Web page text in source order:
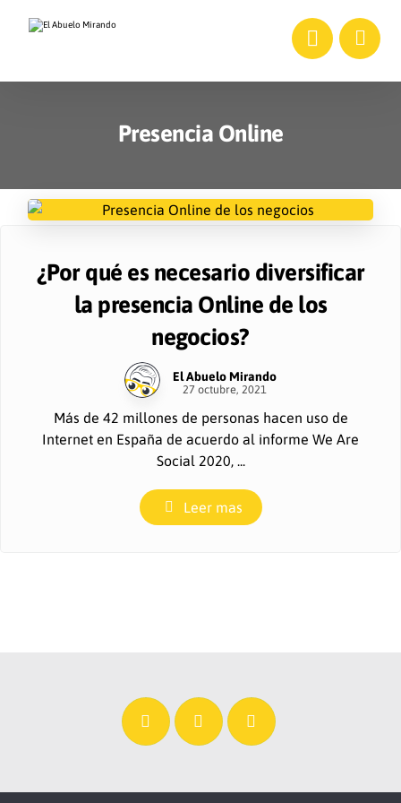
Presencia Online
¿Por qué es necesario diversificar
la presencia Online de los
negocios?
El Abuelo Mirando
27 octubre, 2021
Más de 42 millones de personas hacen uso de
Internet en España de acuerdo al informe We Are
Social 2020, ...
Leer mas